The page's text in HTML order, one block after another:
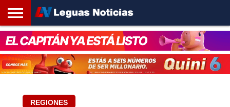
INICIO
SANTA
FE
ROSARIO24
REGIONES
ARGENTINA
OPINIÓN
CONTACTO
REGIONES